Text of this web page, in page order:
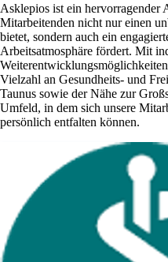
Asklepios ist ein hervorragender
Mitarbeitenden nicht nur einen
bietet, sondern auch ein
Arbeitsatmosphäre fördert. Mit
Vielzahl an Gesundheits- und
Taunus sowie der Nähe zur
Umfeld, in dem sich unsere
persönlich entfalten können.